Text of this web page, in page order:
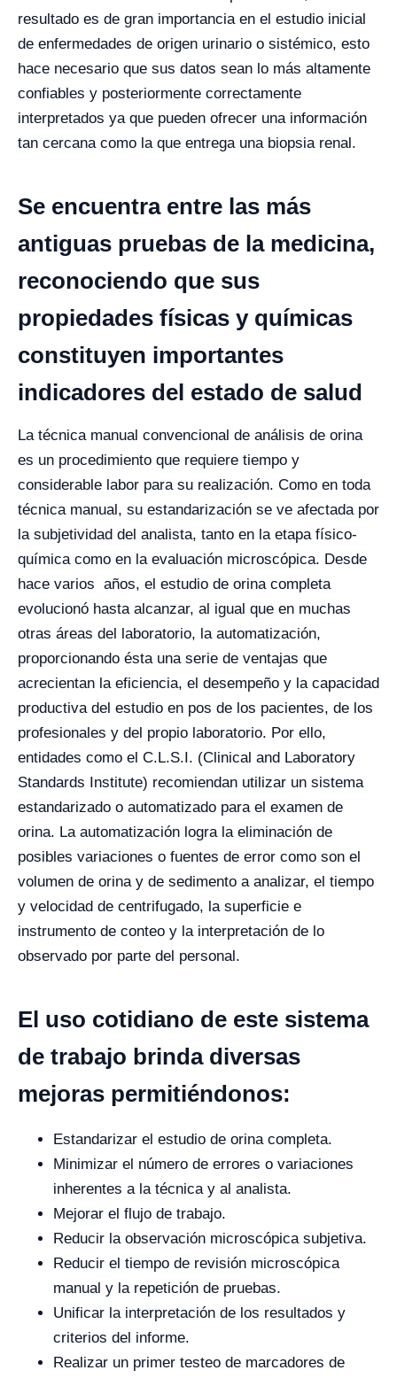
resultado es de gran importancia en el estudio inicial
de enfermedades de origen urinario o sistémico, esto
hace necesario que sus datos sean lo más altamente
confiables y posteriormente correctamente
interpretados ya que pueden ofrecer una información
tan cercana como la que entrega una biopsia renal.
Se encuentra entre las más
antiguas pruebas de la medicina,
reconociendo que sus
propiedades físicas y químicas
constituyen importantes
indicadores del estado de salud
La técnica manual convencional de análisis de orina
es un procedimiento que requiere tiempo y
considerable labor para su realización. Como en toda
técnica manual, su estandarización se ve afectada por
la subjetividad del analista, tanto en la etapa físico-
química como en la evaluación microscópica. Desde
hace varios años, el estudio de orina completa
evolucionó hasta alcanzar, al igual que en muchas
otras áreas del laboratorio, la automatización,
proporcionando ésta una serie de ventajas que
acrecientan la eficiencia, el desempeño y la capacidad
productiva del estudio en pos de los pacientes, de los
profesionales y del propio laboratorio. Por ello,
entidades como el C.L.S.I. (Clinical and Laboratory
Standards Institute) recomiendan utilizar un sistema
estandarizado o automatizado para el examen de
orina. La automatización logra la eliminación de
posibles variaciones o fuentes de error como son el
volumen de orina y de sedimento a analizar, el tiempo
y velocidad de centrifugado, la superficie e
instrumento de conteo y la interpretación de lo
observado por parte del personal.
El uso cotidiano de este sistema
de trabajo brinda diversas
mejoras permitiéndonos:
Estandarizar el estudio de orina completa.
Minimizar el número de errores o variaciones
inherentes a la técnica y al analista.
Mejorar el flujo de trabajo.
Reducir la observación microscópica subjetiva.
Reducir el tiempo de revisión microscópica
manual y la repetición de pruebas.
Unificar la interpretación de los resultados y
criterios del informe.
Realizar un primer testeo de marcadores de